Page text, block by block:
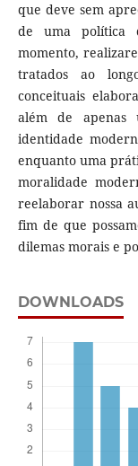
que deve sem
de uma política
momento,
tratados ao
conceituais
além de apenas
identidade
enquanto uma
moralidade
reelaborar nossa
fim de que
dilemas morais e
DOWNLOADS